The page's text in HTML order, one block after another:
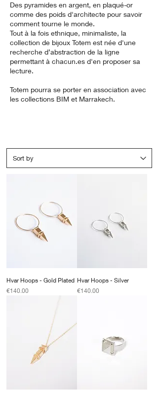
Des pyramides en argent, en plaqué-or
comme des poids d'architecte pour savoir
comment tourne le monde.
Tout à la fois ethnique, minimaliste, la
collection de bijoux Totem est née d'une
recherche d’abstraction de la ligne
permettant à chacun.es d'en proposer sa
lecture.
Totem pourra se porter en association avec
les collections BIM et Marrakech.
Hvar Hoops - Gold Plated
Price
€140.00
Hvar Hoops - Silver
Price
€140.00